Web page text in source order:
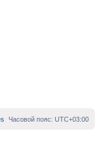
Часовой пояс: UTC+03:00